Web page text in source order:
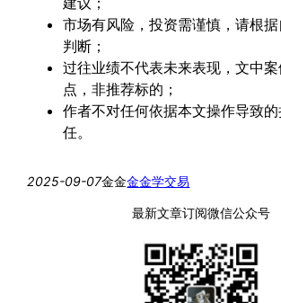
市场有风险，投资需谨慎，请根
判断；
过往业绩不代表未来表现，文中
点，非推荐标的；
作者不对任何依据本文操作导致
任。
2025-09-07金金金金学交易
最新文章订阅微信公众号